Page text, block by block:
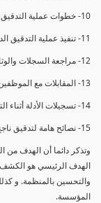
10- خطوات عملية التدقيق الداخلي.
11- تنفيذ عملية التدقيق الداخلي والاجتماع الافتتاحي.
12- مراجعة السجلات والوثائق.
13- المقابلات مع الموظفين ومراقبة الانشطة والمرافق.
14- تسجيلات الأدلة أثناء التدقيق.
15- نصائح هامة لتدقيق ناجح.
وتذكر دائما أن الهدف من
الهدف الرئيسي هو الكشف
والتحسين بالمنظمة. و
المؤسسة.